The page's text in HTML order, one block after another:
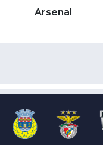
Arsenal